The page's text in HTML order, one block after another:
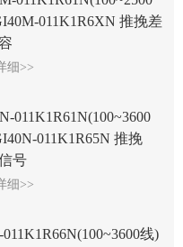
011K1R6XN 推挽差
细>>
011K1R61N(100~3600
011K1R65N 推挽
号
细>>
011K1R66N(100~3600线)